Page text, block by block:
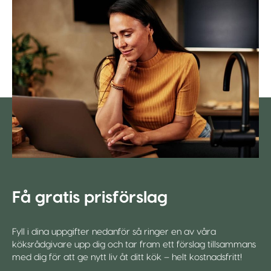
Få gratis prisförslag
Fyll i dina uppgifter nedanför så ringer en av våra
köksrådgivare upp dig och tar fram ett förslag tillsammans
med dig för att ge nytt liv åt ditt kök – helt kostnadsfritt!